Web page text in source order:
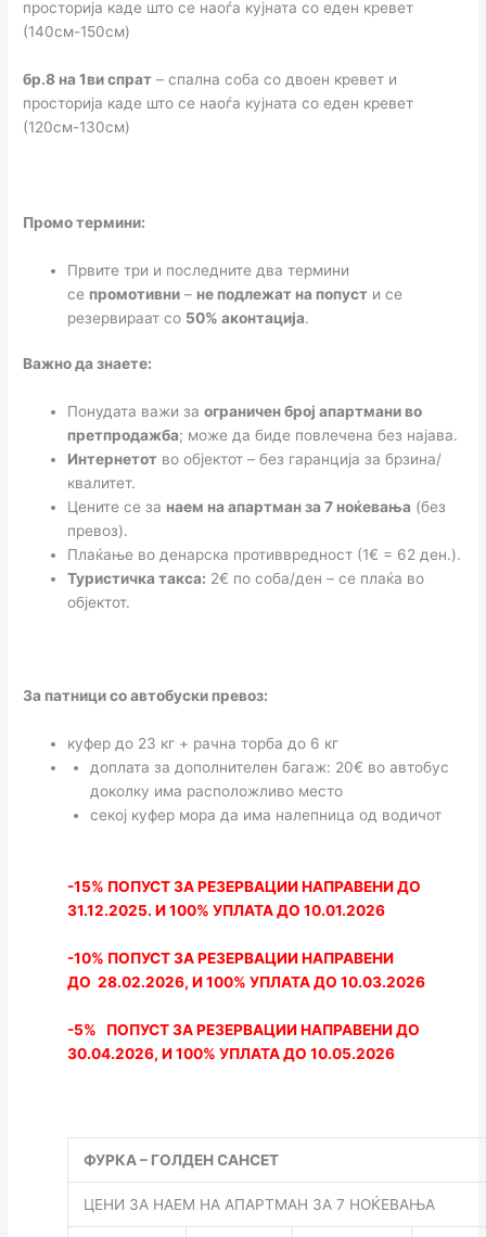
просторија каде што се наоѓа кујната со еден кревет
(140см-150см)
бр.8 на 1ви спрат – спална соба со двоен кревет и
просторија каде што се наоѓа кујната со еден кревет
(120см-130см)
Промо термини:
Првите три и последните два термини
се промотивни – не подлежат на попуст и се
резервираат со 50% аконтација.
Важно да знаете:
Понудата важи заограничен број апартмани во
претпродажба; може да биде повлечена без најава.
Интернетот во објектот – без гаранција за брзина/
квалитет.
Цените се за наем на апартман за 7 ноќевања (без
превоз).
Плаќање во денарска противвредност (1€ = 62 ден.).
Туристичка такса: 2€ по соба/ден – се плаќа во
објектот.
За патници со автобуски превоз:
куфер до 23 кг + рачна торба до 6 кг
доплата за дополнителен багаж: 20€ во автобус
доколку има расположливо место
секој куфер мора да има налепница од водичот
-15% ПОПУСТ ЗА РЕЗЕРВАЦИИ НАПРАВЕНИ ДО
31.12.2025. И 100% УПЛАТА ДО 10.01.2026
-10% ПОПУСТ ЗА РЕЗЕРВАЦИИ НАПРАВЕНИ
ДО 28.02.2026, И 100% УПЛАТА ДО 10.03.2026
-5% ПОПУСТ ЗА РЕЗЕРВАЦИИ НАПРАВЕНИ ДО
30.04.2026, И 100% УПЛАТА ДО 10.05.2026
ФУРКА – ГОЛДЕН САНСЕТ
ЦЕНИ ЗА НАЕМ НА АПАРТМАН ЗА 7 НОЌЕВАЊА